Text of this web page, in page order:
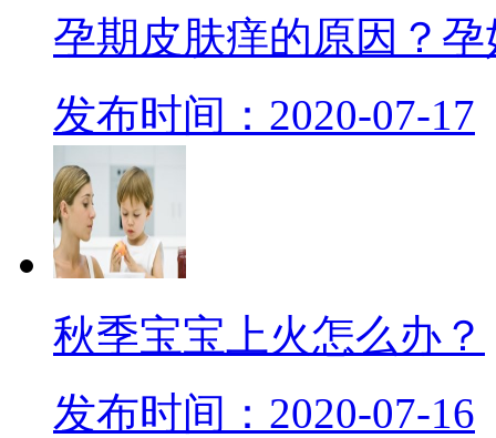
孕期皮肤痒的原因？
发布时间：2020-07-17
秋季宝宝上火怎么办？
发布时间：2020-07-16